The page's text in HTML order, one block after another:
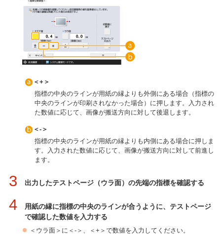
＜+＞
指標の中央のラインが用紙の縁よりも外側にある場合（指標の
中央のラインが印刷されなかった場合）に押します。入力され
た数値に応じて、画像が搬送方向に対して後退します。
＜-＞
指標の中央のラインが用紙の縁よりも内側にある場合に押しま
す。入力された数値に応じて、画像が搬送方向に対して前進し
ます。
3 出力したテストページ（ウラ面）の先端の指標を確認する
4
用紙の縁に指標の中央のラインが合うように、テストページ
で確認した数値を入力する
＜ウラ面＞に＜-＞、＜+＞で数値を入力してください。